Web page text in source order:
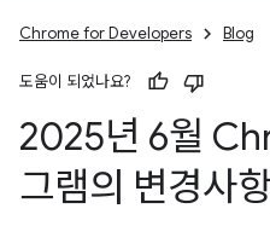
Chrome for Developers Blog
도움이 되었나요?
2025년 6월
그램의 변경사